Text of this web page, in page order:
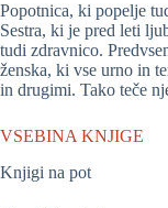
Popotnica, ki popelje
Sestra, ki je pred leti
tudi zdravnico.
ženska, ki vse urno in
in drugimi. Tako teče
VSEBINA KNJIGE
Knjigi na pot